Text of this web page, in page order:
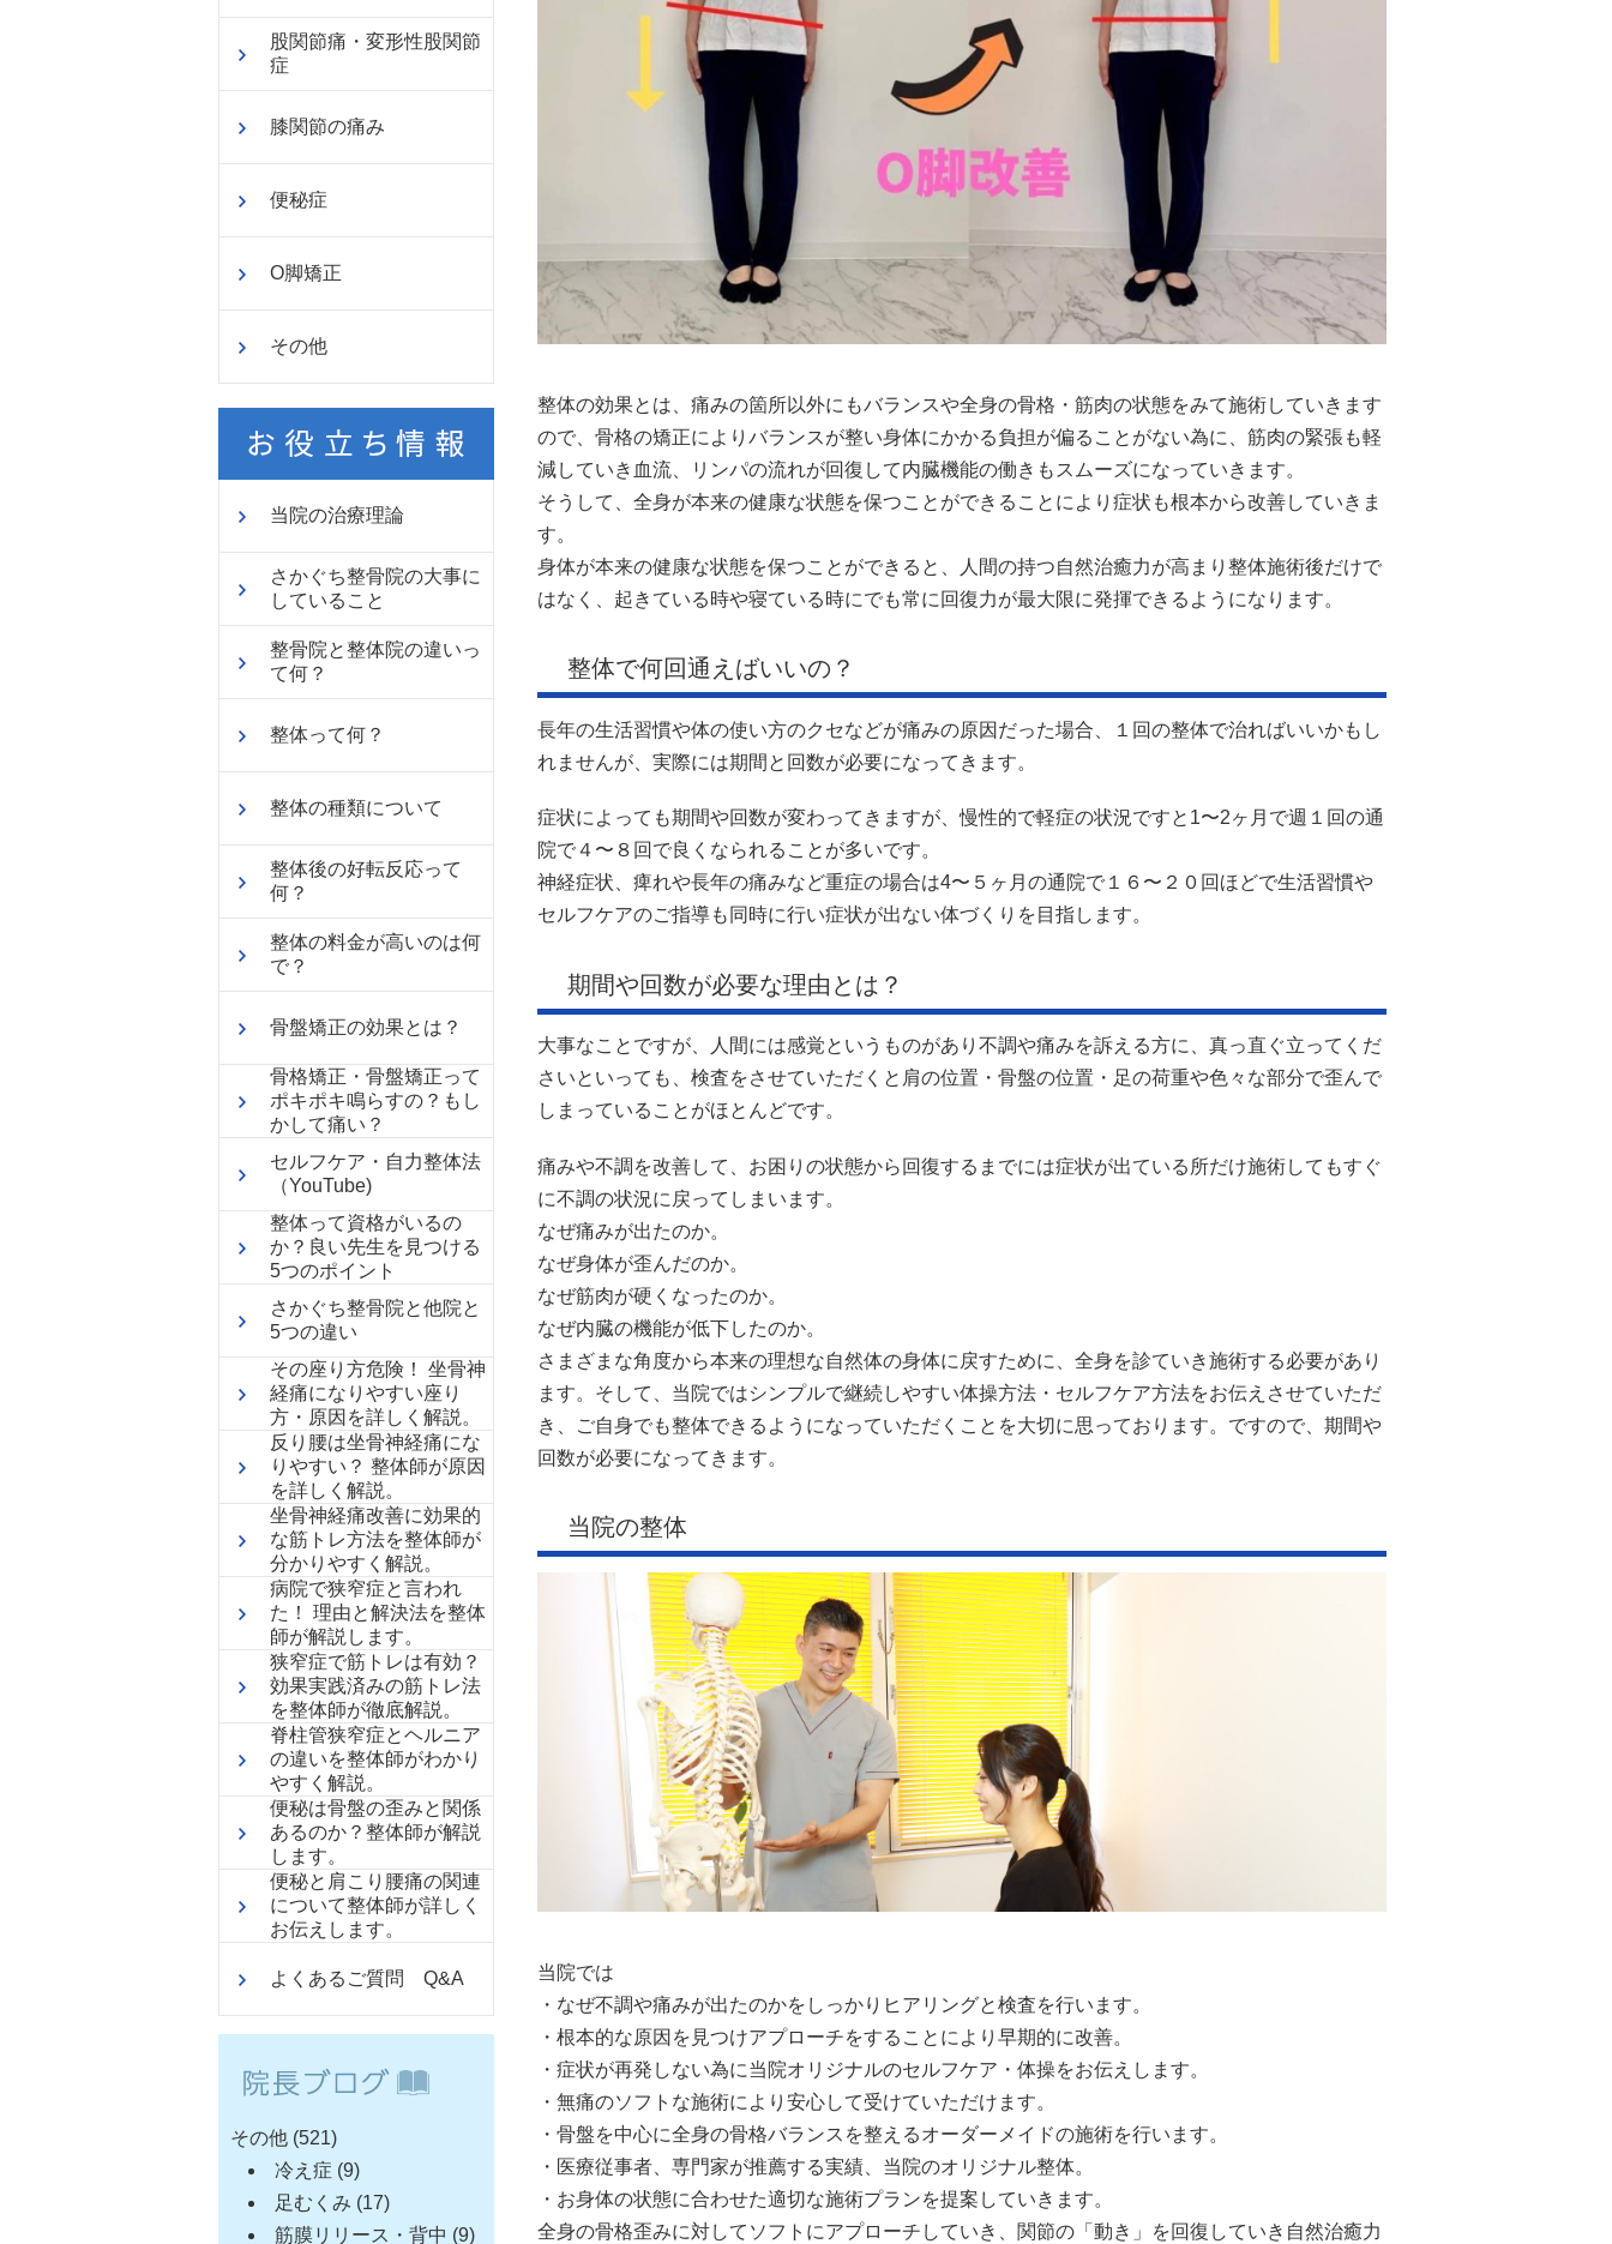
股関節痛・変形性股関節
症
膝関節の痛み
便秘症
O脚矯正
その他
当院の治療理論
さかぐち整骨院の大事に
していること
整骨院と整体院の違いっ
て何？
整体って何？
整体の種類について
整体後の好転反応って
何？
整体の料金が高いのは何
で？
骨盤矯正の効果とは？
骨格矯正・骨盤矯正って
ポキポキ鳴らすの？もし
かして痛い？
セルフケア・自力整体法
（YouTube)
整体って資格がいるの
か？良い先生を見つける
5つのポイント
さかぐち整骨院と他院と
5つの違い
その座り方危険！ 坐骨神
経痛になりやすい座り
方・原因を詳しく解説。
反り腰は坐骨神経痛にな
りやすい？ 整体師が原因
を詳しく解説。
坐骨神経痛改善に効果的
な筋トレ方法を整体師が
分かりやすく解説。
病院で狭窄症と言われ
た！ 理由と解決法を整体
師が解説します。
狭窄症で筋トレは有効？
効果実践済みの筋トレ法
を整体師が徹底解説。
脊柱管狭窄症とヘルニア
の違いを整体師がわかり
やすく解説。
便秘は骨盤の歪みと関係
あるのか？整体師が解説
します。
便秘と肩こり腰痛の関連
について整体師が詳しく
お伝えします。
よくあるご質問 Q&A
その他 (521)
冷え症 (9)
足むくみ (17)
筋膜リリース・背中 (9)
整体の効果とは、痛みの箇所以外にもバランスや全身の骨格・筋肉の状態をみて施術していきます
ので、骨格の矯正によりバランスが整い身体にかかる負担が偏ることがない為に、筋肉の緊張も軽
減していき血流、リンパの流れが回復して内臓機能の働きもスムーズになっていきます。
そうして、全身が本来の健康な状態を保つことができることにより症状も根本から改善していきま
す。
身体が本来の健康な状態を保つことができると、人間の持つ自然治癒力が高まり整体施術後だけで
はなく、起きている時や寝ている時にでも常に回復力が最大限に発揮できるようになります。
整体で何回通えばいいの？
長年の生活習慣や体の使い方のクセなどが痛みの原因だった場合、１回の整体で治ればいいかもし
れませんが、実際には期間と回数が必要になってきます。
症状によっても期間や回数が変わってきますが、慢性的で軽症の状況ですと1〜2ヶ月で週１回の通
院で４〜８回で良くなられることが多いです。
神経症状、痺れや長年の痛みなど重症の場合は4〜５ヶ月の通院で１６〜２０回ほどで生活習慣や
セルフケアのご指導も同時に行い症状が出ない体づくりを目指します。
期間や回数が必要な理由とは？
大事なことですが、人間には感覚というものがあり不調や痛みを訴える方に、真っ直ぐ立ってくだ
さいといっても、検査をさせていただくと肩の位置・骨盤の位置・足の荷重や色々な部分で歪んで
しまっていることがほとんどです。
痛みや不調を改善して、お困りの状態から回復するまでには症状が出ている所だけ施術してもすぐ
に不調の状況に戻ってしまいます。
なぜ痛みが出たのか。
なぜ身体が歪んだのか。
なぜ筋肉が硬くなったのか。
なぜ内臓の機能が低下したのか。
さまざまな角度から本来の理想な自然体の身体に戻すために、全身を診ていき施術する必要があり
ます。そして、当院ではシンプルで継続しやすい体操方法・セルフケア方法をお伝えさせていただ
き、ご自身でも整体できるようになっていただくことを大切に思っております。ですので、期間や
回数が必要になってきます。
当院の整体
当院では
・なぜ不調や痛みが出たのかをしっかりヒアリングと検査を行います。
・根本的な原因を見つけアプローチをすることにより早期的に改善。
・症状が再発しない為に当院オリジナルのセルフケア・体操をお伝えします。
・無痛のソフトな施術により安心して受けていただけます。
・骨盤を中心に全身の骨格バランスを整えるオーダーメイドの施術を行います。
・医療従事者、専門家が推薦する実績、当院のオリジナル整体。
・お身体の状態に合わせた適切な施術プランを提案していきます。
全身の骨格歪みに対してソフトにアプローチしていき、関節の「動き」を回復していき自然治癒力